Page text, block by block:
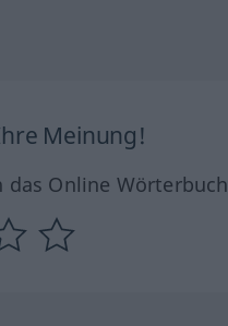
Meinung!
Online